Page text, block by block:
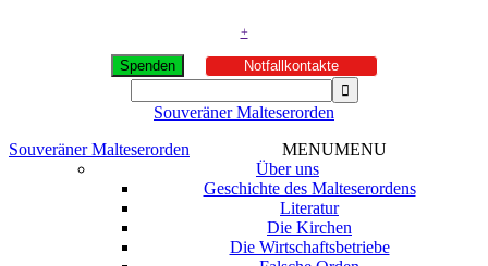
+
Spenden Notfallkontakte
Souveräner Malteserorden
Souveräner Malteserorden
MENUMENU
Über uns
Geschichte des Malteserordens
Literatur
Die Kirchen
Die Wirtschaftsbetriebe